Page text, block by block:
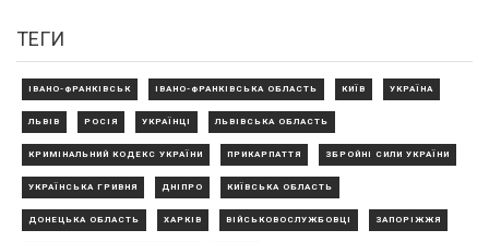
ТЕГИ
ІВАНО-ФРАНКІВСЬК ІВАНО-ФРАНКІВСЬКА ОБЛАСТЬ КИЇВ УКРАЇНА
ЛЬВІВ РОСІЯ УКРАЇНЦІ ЛЬВІВСЬКА ОБЛАСТЬ
КРИМІНАЛЬНИЙ КОДЕКС УКРАЇНИ ПРИКАРПАТТЯ ЗБРОЙНІ СИЛИ УКРАЇНИ
УКРАЇНСЬКА ГРИВНЯ ДНІПРО КИЇВСЬКА ОБЛАСТЬ
ДОНЕЦЬКА ОБЛАСТЬ ХАРКІВ ВІЙСЬКОВОСЛУЖБОВЦІ ЗАПОРІЖЖЯ